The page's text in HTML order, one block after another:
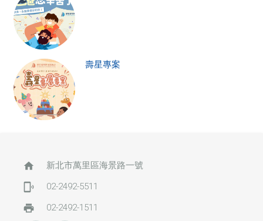
壽星專案
home 新北市萬里區海景路一號
phonelink_ring 02-2492-5511
print 02-2492-1511